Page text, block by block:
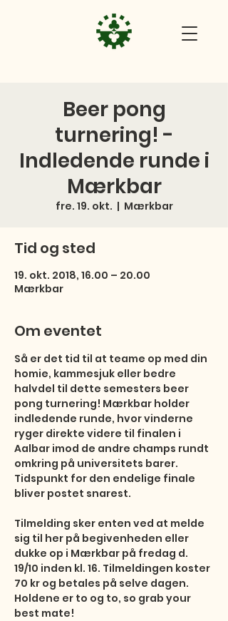
Beer pong
turnering! -
Indledende runde i
Mærkbar
fre. 19. okt.
  |
Mærkbar
Tid og sted
19. okt. 2018, 16.00 – 20.00
Mærkbar
Om eventet
Så er det tid til at teame op med din
homie, kammesjuk eller bedre
halvdel til dette semesters beer
pong turnering! Mærkbar holder
indledende runde, hvor vinderne
ryger direkte videre til finalen i
Aalbar imod de andre champs rundt
omkring på universitets barer.
Tidspunkt for den endelige finale
bliver postet snarest.
Tilmelding sker enten ved at melde
sig til her på begivenheden eller
dukke op i Mærkbar på fredag d.
19/10 inden kl. 16. Tilmeldingen koster
70 kr og betales på selve dagen.
Holdene er to og to, so grab your
best mate!